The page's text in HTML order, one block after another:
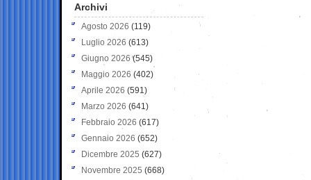
Archivi
Agosto 2026 (119)
Luglio 2026 (613)
Giugno 2026 (545)
Maggio 2026 (402)
Aprile 2026 (591)
Marzo 2026 (641)
Febbraio 2026 (617)
Gennaio 2026 (652)
Dicembre 2025 (627)
Novembre 2025 (668)